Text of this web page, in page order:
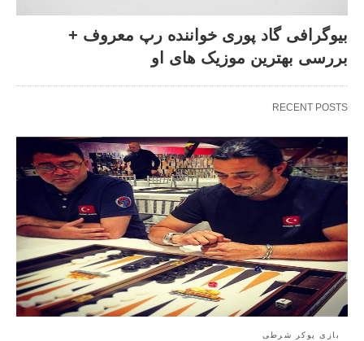
بیوگرافی گاد پوری خواننده رپ معروف +
بررسی بهترین موزیک های او
RECENT POSTS
بازی پوکر شرطی